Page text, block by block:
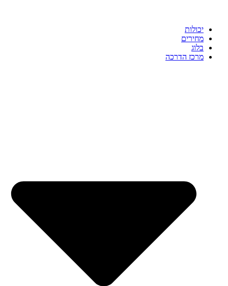
יכולות
מחירים
בלוג
מרכז הדרכה